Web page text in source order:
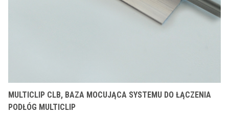
MULTICLIP CLB, BAZA MOCUJĄCA SYSTEMU DO ŁĄCZENIA
PODŁÓG MULTICLIP